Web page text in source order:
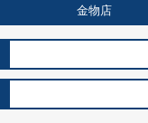
金物店